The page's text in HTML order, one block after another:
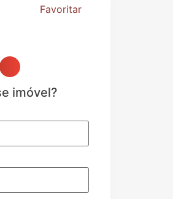
Favoritar
imóvel?